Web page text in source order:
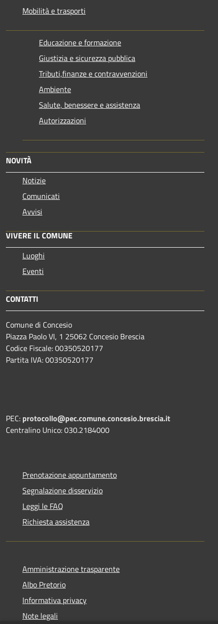
Mobilità e trasporti
Educazione e formazione
Giustizia e sicurezza pubblica
Tributi,finanze e contravvenzioni
Ambiente
Salute, benessere e assistenza
Autorizzazioni
NOVITÀ
Notizie
Comunicati
Avvisi
VIVERE IL COMUNE
Luoghi
Eventi
CONTATTI
Comune di Concesio
Piazza Paolo VI, 1 25062 Concesio Brescia
Codice Fiscale: 00350520177
Partita IVA: 00350520177
PEC: protocollo@pec.comune.concesio.brescia.it
Centralino Unico: 030.2184000
Prenotazione appuntamento
Segnalazione disservizio
Leggi le FAQ
Richiesta assistenza
Amministrazione trasparente
Albo Pretorio
Informativa privacy
Note legali